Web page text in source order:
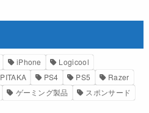
iPhone
Logicool
PITAKA PS4 PS5
Razer
ゲーミング製品
スポンサード